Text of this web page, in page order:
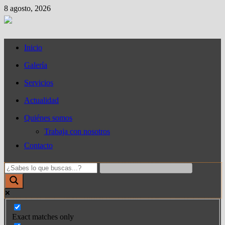
Saltar
al
contenido
8 agosto, 2026
Inicio
Galería
Servicios
Actualidad
Quiénes somos
Trabaja con nosotros
Contacto
Exact matches only